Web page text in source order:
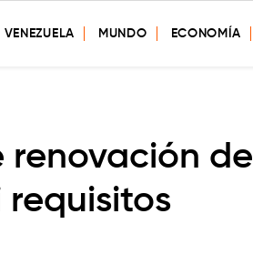
VENEZUELA MUNDO ECONOMÍA
de
requisitos